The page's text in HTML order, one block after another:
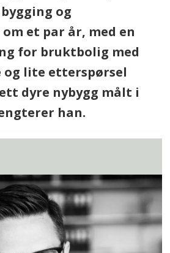
og
et par år, med en
for bruktbolig med
og lite etterspørsel
dyre nybygg målt i
han.